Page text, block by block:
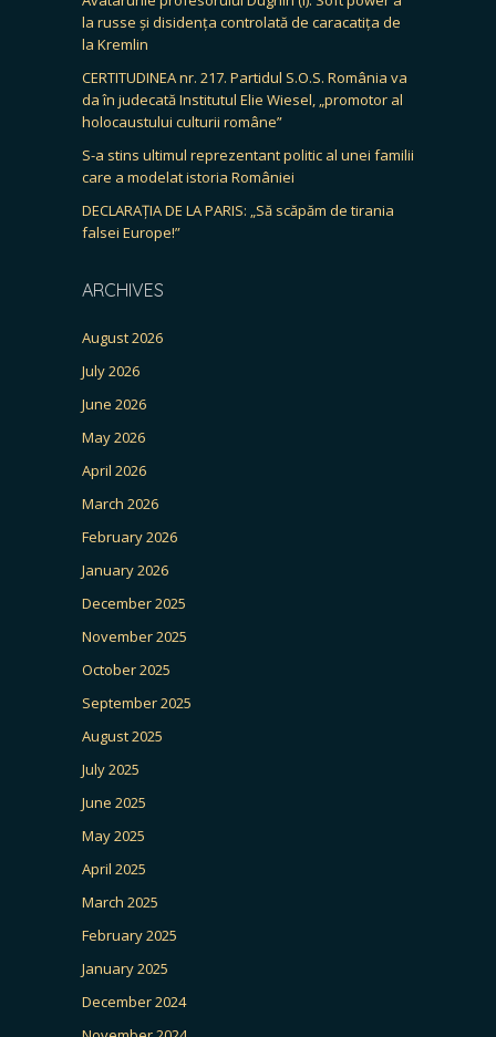
la russe și disidența controlată de caracatița de
la Kremlin
CERTITUDINEA nr. 217. Partidul S.O.S. România va
da în judecată Institutul Elie Wiesel, „promotor al
holocaustului culturii române”
S-a stins ultimul reprezentant politic al unei familii
care a modelat istoria României
DECLARAȚIA DE LA PARIS: „Să scăpăm de tirania
falsei Europe!”
ARCHIVES
August 2026
July 2026
June 2026
May 2026
April 2026
March 2026
February 2026
January 2026
December 2025
November 2025
October 2025
September 2025
August 2025
July 2025
June 2025
May 2025
April 2025
March 2025
February 2025
January 2025
December 2024